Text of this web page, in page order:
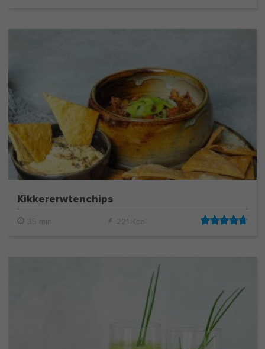
Kikkererwtenchips
35 min. 221 Kcal.